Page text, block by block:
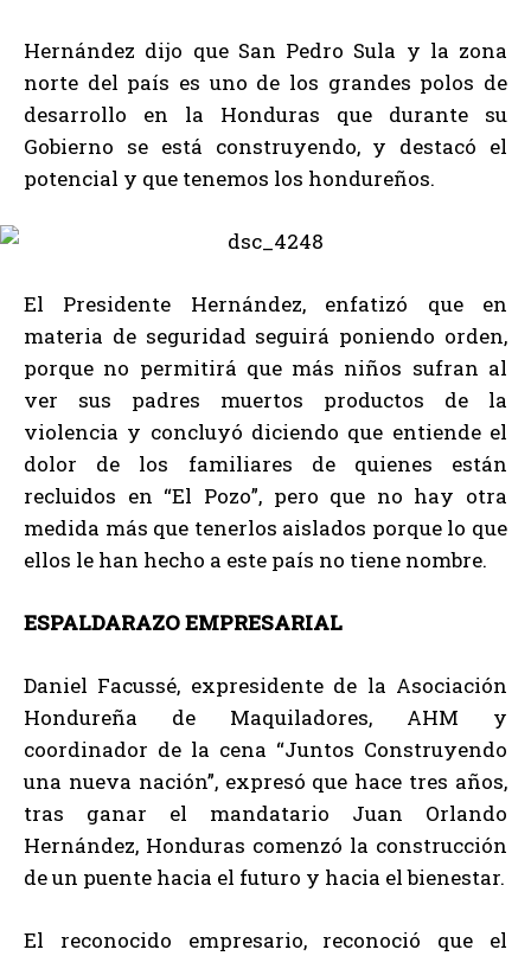
Hernández dijo que San Pedro Sula y la zona
norte del país es uno de los grandes polos de
desarrollo en la Honduras que durante su
Gobierno se está construyendo, y destacó el
potencial y que tenemos los hondureños.
El Presidente Hernández, enfatizó que en
materia de seguridad seguirá poniendo orden,
porque no permitirá que más niños sufran al
ver sus padres muertos productos de la
violencia y concluyó diciendo que entiende el
dolor de los familiares de quienes están
recluidos en “El Pozo”, pero que no hay otra
medida más que tenerlos aislados porque lo que
ellos le han hecho a este país no tiene nombre.
ESPALDARAZO EMPRESARIAL
Daniel Facussé, expresidente de la Asociación
Hondureña de Maquiladores, AHM y
coordinador de la cena “Juntos Construyendo
una nueva nación”, expresó que hace tres años,
tras ganar el mandatario Juan Orlando
Hernández, Honduras comenzó la construcción
de un puente hacia el futuro y hacia el bienestar.
El reconocido empresario, reconoció que el